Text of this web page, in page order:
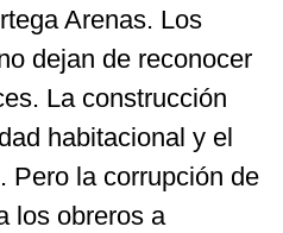
Arenas. Los
dejan de reconocer
La construcción
habitacional y el
Pero la corrupción de
los obreros a